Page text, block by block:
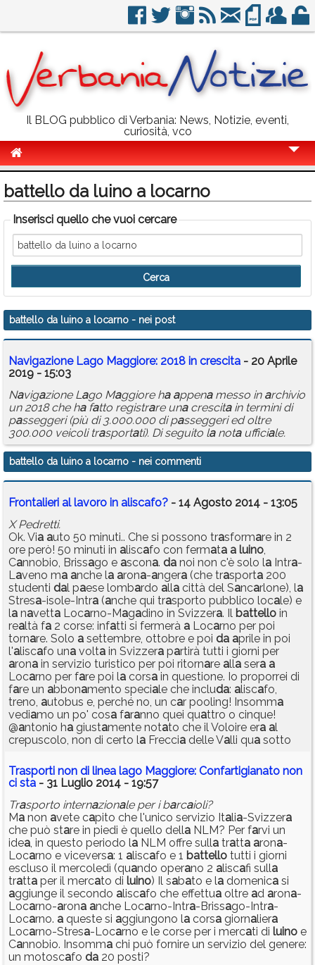
Il BLOG pubblico di Verbania: News, Notizie, eventi,
curiosità, vco
Politica
Sport
Eventi
Info Utili
Rubriche
Calendario
Annunci
battello da luino a locarno
Inserisci quello che vuoi cercare
battello da luino a locarno - nei post
Navigazione Lago Maggiore: 2018 in crescita - 20 Aprile
2019 - 15:03
Navigazione Lago Maggiore ha appenamesso in archivio
un 2018 che hafatto registrare unacrescitain termini di
passeggeri (più di 3.000.000 di passeggeri ed oltre
300.000 veicoli trasportati). Di seguito lanotaufficiale.
battello da luino a locarno - nei commenti
Frontalieri al lavoro in aliscafo? - 14 Agosto 2014 - 13:05
X Pedretti.
Ok. Via auto 50 minuti.. Che si possono trasformare in 2
ore però! 50 minuti in aliscafo con fermata a luino,
Cannobio, Brissago e ascona. da noi non c'è solo la Intra-
Laveno ma anche la arona-angera (che trasporta 200
studenti dal paese lombardo alla città del Sancarlone), la
Stresa-isole-Intra (anche qui trasporto pubblico locale) e
la navetta Locarno-Magadino in Svizzera. Il battello in
realtà fa 2 corse: infatti si fermerà a Locarno per poi
tornare. Solo a settembre, ottobre e poi da aprile in poi
l'aliscafo una volta in Svizzera partirà tutti i giorni per
arona in servizio turistico per poi ritornare alla sera a
Locarno per fare poi la corsa in questione. Io proporrei di
fare un abbonamento speciale che includa: aliscafo,
treno, autobus e, perché no, un car pooling! Insomma
vediamo un po' cosa faranno quei quattro o cinque!
@antonio ha giustamente notato che il Voloire era al
crepuscolo, non di certo la Freccia delle Valli qua sotto
Trasporti non di linea lago Maggiore: Confartigianato non
ci sta - 31 Luglio 2014 - 19:57
Trasporto internazionale per i barcaioli?
Ma non avete capito che l'unico servizio Italia-Svizzera
che può stare in piedi è quello della NLM? Per farvi un
idea, in questo periodo la NLM offre sulla tratta arona-
Locarno e viceversa: 1 aliscafo e 1 battello tutti i giorni
escluso il mercoledì (quando operano 2 aliscafi sulla
tratta per il mercato di luino) Il sabato e la domenica si
aggiunge il secondo aliscafo che effettua oltre ad arona-
Locarno-arona anche Locarno-Intra-Brissago-Intra-
Locarno. a queste si aggiungono la corsa giornaliera
Locarno-Stresa-Locarno e le corse per i mercati di luino e
Cannobio. Insomma chi può fornire un servizio del genere:
un motoscafo da 20 posti?